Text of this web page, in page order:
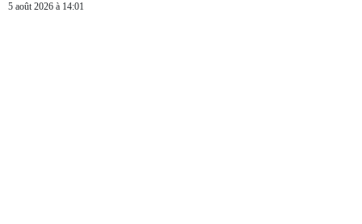
5 août 2026 à 14:01